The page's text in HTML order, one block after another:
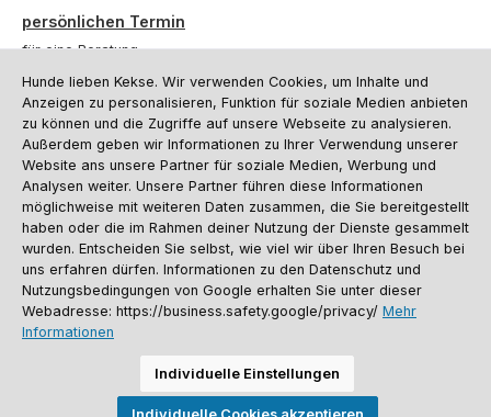
persönlichen Termin
für eine Beratung.
Oder über unserKontaktformular.
Vertrag widerrufen
Kundenservice
Informationen
Social Media und Kontakt
Versandinformationen
Batterieentsorgung
Warenrücksendung Sporthund Katalog
Alle Preise inkl. gesetzl. Mehrwertsteuer zzgl.Versandkosten
Hunde lieben Kekse. Wir verwenden Cookies, um Inhalte und
Anzeigen zu personalisieren, Funktion für soziale Medien anbieten
zu können und die Zugriffe auf unsere Webseite zu analysieren.
Außerdem geben wir Informationen zu Ihrer Verwendung unserer
Website ans unsere Partner für soziale Medien, Werbung und
Analysen weiter. Unsere Partner führen diese Informationen
möglichweise mit weiteren Daten zusammen, die Sie bereitgestellt
haben oder die im Rahmen deiner Nutzung der Dienste gesammelt
wurden. Entscheiden Sie selbst, wie viel wir über Ihren Besuch bei
uns erfahren dürfen. Informationen zu den Datenschutz und
Nutzungsbedingungen von Google erhalten Sie unter dieser
Webadresse: https://business.safety.google/privacy/ Mehr
Informationen
Individuelle Einstellungen